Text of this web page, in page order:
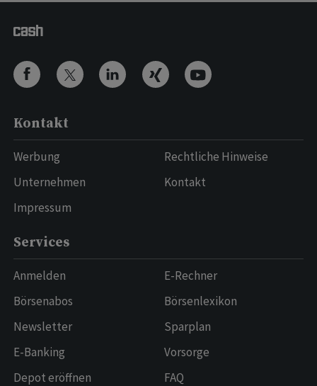
Kontakt
Werbung
Unternehmen
Impressum
Rechtliche Hinweise
Kontakt
Services
Anmelden
Börsenabos
Newsletter
E-Banking
Depot eröffnen
E-Rechner
Börsenlexikon
Sparplan
Vorsorge
FAQ